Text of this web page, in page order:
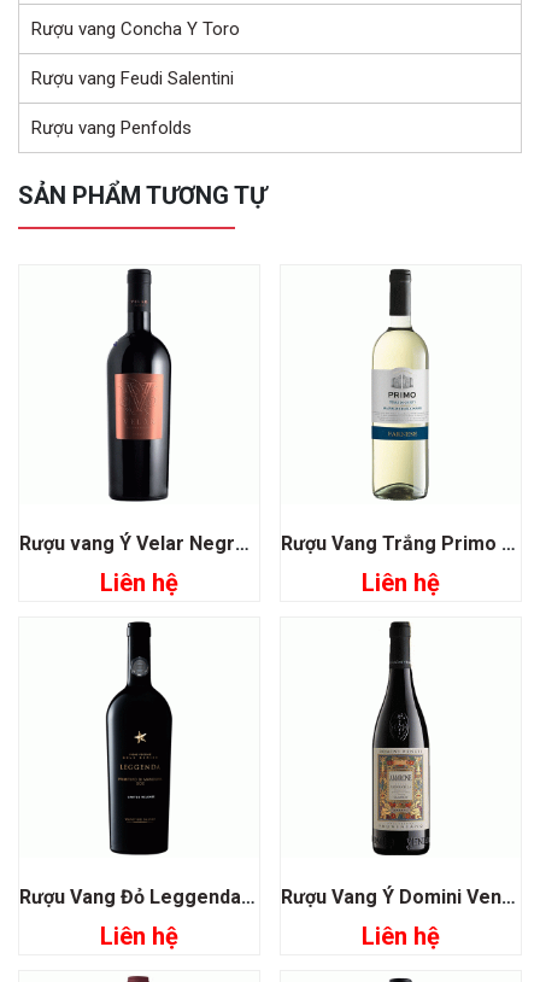
Rượu vang Concha Y Toro
Rượu vang Feudi Salentini
Rượu vang Penfolds
SẢN PHẨM TƯƠNG TỰ
Rượu vang Ý Velar Negroamaro
Liên hệ
Rượu Vang Trắng Primo Malvasia Chardonnay Farnese
Liên hệ
Rượu Vang Đỏ Leggenda Pritimivo Di Manduria Doc
Liên hệ
Rượu Vang Ý Domini Veniti Classico Amarone
Liên hệ